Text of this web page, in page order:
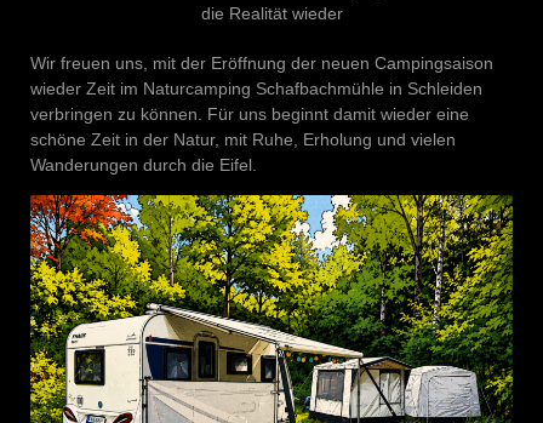
die Realität wieder
Wir freuen uns, mit der Eröffnung der neuen Campingsaison
wieder Zeit im Naturcamping Schafbachmühle in Schleiden
verbringen zu können. Für uns beginnt damit wieder eine
schöne Zeit in der Natur, mit Ruhe, Erholung und vielen
Wanderungen durch die Eifel.